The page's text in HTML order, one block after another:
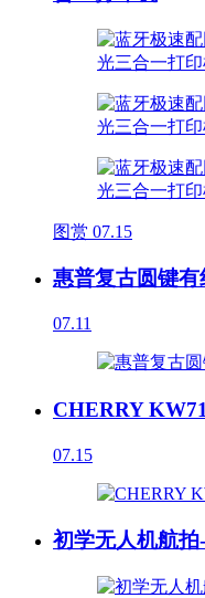
图赏 07.15
惠普复古圆键有
07.11
CHERRY
07.15
初学无人机航